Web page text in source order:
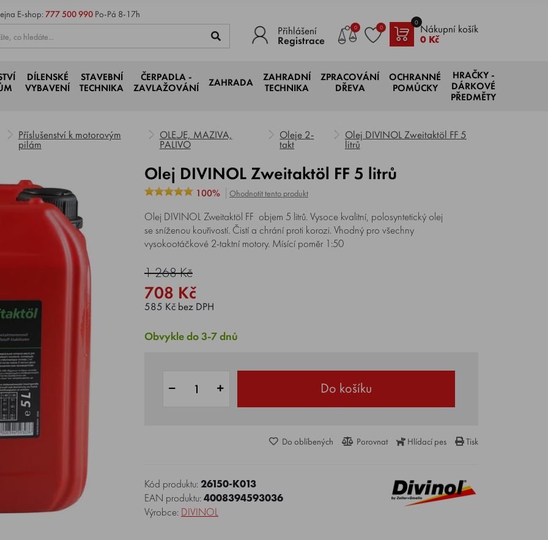
E-shop:777 500 990 Po-Pá 8-17h
Přihlášení
Registrace
0 0 Nákupní košík
0 Kč
0
DÍLENSKÉ
VYBAVENÍ
STAVEBNÍ
TECHNIKA
ČERPADLA -
ZAVLAŽOVÁNÍ
ZAHRADA
ZAHRADNÍ
TECHNIKA
ZPRACOVÁNÍ
DŘEVA
OCHRANNÉ
POMŮCKY
HRAČKY -
DÁRKOVÉ
PŘEDMĚTY
Příslušenství k motorovým
pilám
OLEJE, MAZIVA,
PALIVO
Oleje 2-
takt
Olej DIVINOL Zweitaktöl FF 5
litrů
Olej DIVINOL Zweitaktöl FF 5 litrů
100% Ohodnotit tento produkt
Olej DIVINOL Zweitaktöl FF objem 5 litrů. Vysoce kvalitní, polosyntetický olej
se sníženou kouřivostí. Čistí a chrání proti korozi. Vhodný pro všechny
vysokootáčkové 2-taktní motory. Mísící poměr 1:50
1 268 Kč
708 Kč
585 Kč bez DPH
Obvykle do 3-7 dnů
Do košíku
Do oblíbených Porovnat Hlídací pes Tisk
Kód produktu:26150-K013
EAN produktu:4008394593036
Výrobce: DIVINOL